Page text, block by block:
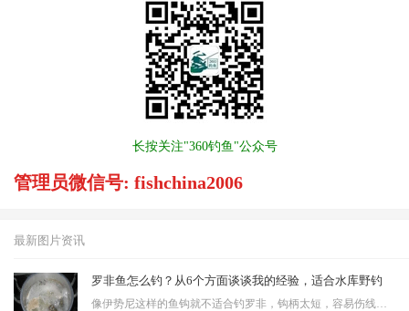
长按关注"360钓鱼"公众号
管理员微信号: fishchina2006
最新图片资讯
罗非鱼怎么钓？从6个方面谈谈我的经验，适合水库野钓
像伊势尼这样的鱼钩就不适合钓罗非，钩柄太短，容易伤线，即便是用耐磨的激光线或大力马，钩条钩尖太短、钩门窄也不容易打穿罗非嘴。 水库钓罗非鱼不像钓鱼塘用小钩细线，鱼塘钓罗非用1号尼龙线可以钓到4，5斤的罗非…